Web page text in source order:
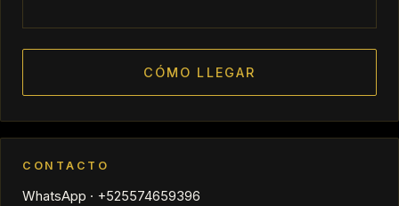
CÓMO LLEGAR
CONTACTO
WhatsApp · +525574659396